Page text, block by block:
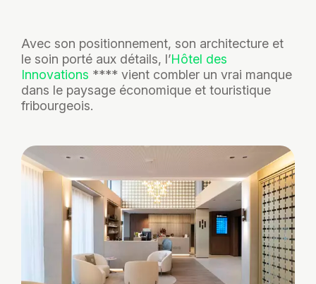
Avec son positionnement, son architecture et
le soin porté aux détails, l’Hôtel des
Innovations **** vient combler un vrai manque
dans le paysage économique et touristique
fribourgeois.